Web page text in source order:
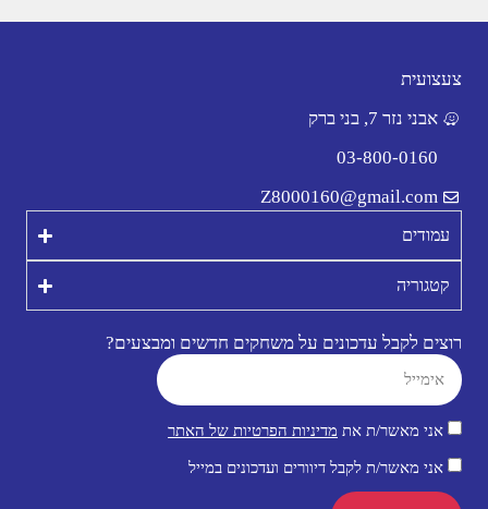
צעצועית
אבני נזר 7, בני ברק
03-800-0160
Z8000160@gmail.com
עמודים
קטגוריה
רוצים לקבל עדכונים על משחקים חדשים ומבצעים?
אני מאשר/ת את מדיניות הפרטיות של האתר
אני מאשר/ת לקבל דיוורים ועדכונים במייל